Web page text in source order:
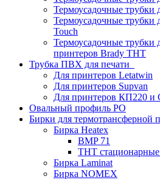
Термоусадочные трубки
Термоусадочные трубки
Touch
Термоусадочные трубки
принтеров Brady THT
Трубка ПВХ для печати
Для принтеров Letatwin
Для принтеров Supvan
Для принтеров КП220 и
Овальный профиль PO
Бирки для термотрансферной
Бирка Heatex
BMP 71
THT
Бирка Laminat
Бирка NOMEX